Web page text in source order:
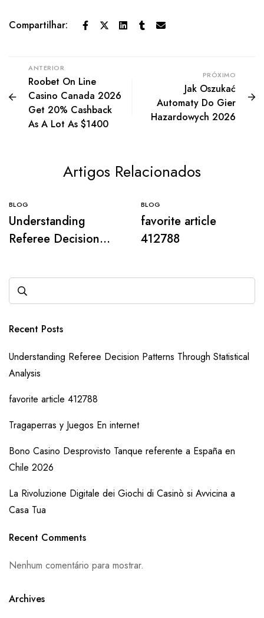
Compartilhar:
ANTERIOR
Roobet On Line
Casino Canada 2026
Get 20% Cashback
As A Lot As $1400
PRÓXIMO
Jak Oszukać
Automaty Do Gier
Hazardowych 2026
Artigos Relacionados
BLOG
Understanding
Referee Decision
Statistical Analysis
BLOG
favorite article
412788
Recent Posts
Understanding Referee Decision Patterns Through Statistical
Analysis
favorite article 412788
Tragaperras y Juegos En internet
Bono Casino Desprovisto Tanque referente a España en
Chile 2026
La Rivoluzione Digitale dei Giochi di Casinò si Avvicina a
Casa Tua
Recent Comments
Nenhum comentário para mostrar.
Archives